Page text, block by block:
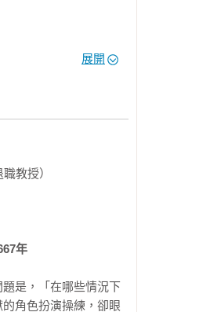
展開
教授）
年
是，「在哪些情況下
角色扮演操練，卻眼